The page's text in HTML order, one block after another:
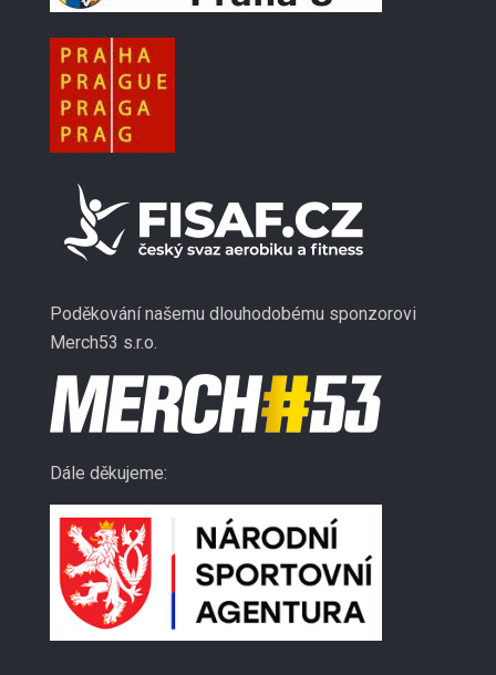
Poděkování našemu dlouhodobému sponzorovi
Merch53 s.r.o.
Dále děkujeme: